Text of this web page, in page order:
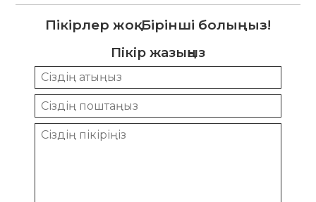
Пікірлер жоқ. Бірінші болыңыз!
Пікір жазыңыз